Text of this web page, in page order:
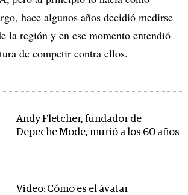
hace algunos años decidió medirse
la región y en ese momento entendió
de competir contra ellos.
Andy Fletcher, fundador de
Depeche Mode, murió a los 60 años
Video: Cómo es el ávatar